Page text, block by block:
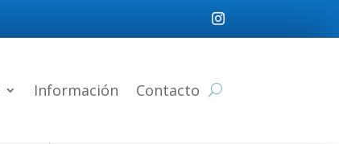
Información Contacto